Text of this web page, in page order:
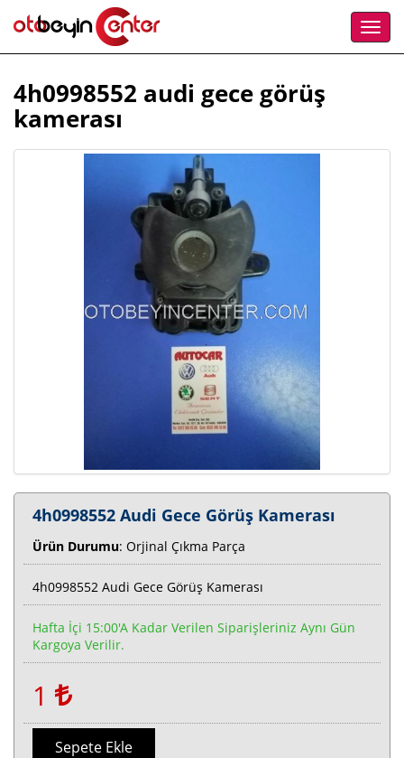
4h0998552 audi gece görüş
kamerası
4h0998552 Audi Gece Görüş Kamerası
Ürün Durumu: Orjinal Çıkma Parça
4h0998552 Audi Gece Görüş Kamerası
Hafta İçi 15:00'a Kadar Verilen Siparişleriniz Aynı Gün
Kargoya Verilir.
1
Sepete Ekle